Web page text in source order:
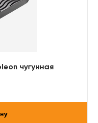
чугунная